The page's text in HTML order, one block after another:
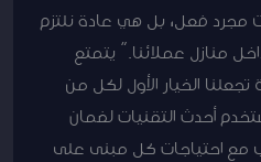
مجرد فعل، بل هي عادة نلتزم
منازل عملائنا.” يتمتع
الخيار الأول لكل من
أحدث التقنيات لضمان
مع احتياجات كل مبنى على